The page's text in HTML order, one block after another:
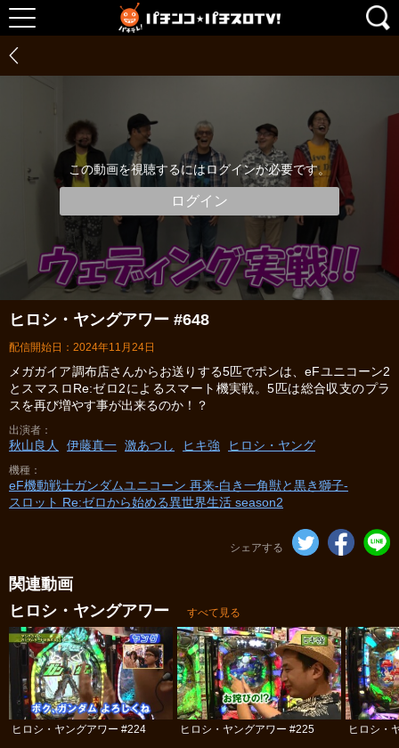
この動画を視聴するにはログインが必要です。
ログイン
ヒロシ・ヤングアワー #648
配信開始日：2024年11月24日
メガガイア調布店さんからお送りする5匹でポンは、eFユニコーン2
とスマスロRe:ゼロ2によるスマート機実戦。5匹は総合収支のプラ
スを再び増やす事が出来るのか！？
出演者
秋山良人 伊藤真一 激あつし ヒキ強 ヒロシ・ヤング
機種
eF機動戦士ガンダムユニコーン 再来‐白き一角獣と黒き獅子‐
スロット Re:ゼロから始める異世界生活 season2
シェアする
関連動画
ヒロシ・ヤングアワー
すべて見る
ヒロシ・ヤングアワー #224 ヒロシ・ヤングアワー #225 ヒロシ・